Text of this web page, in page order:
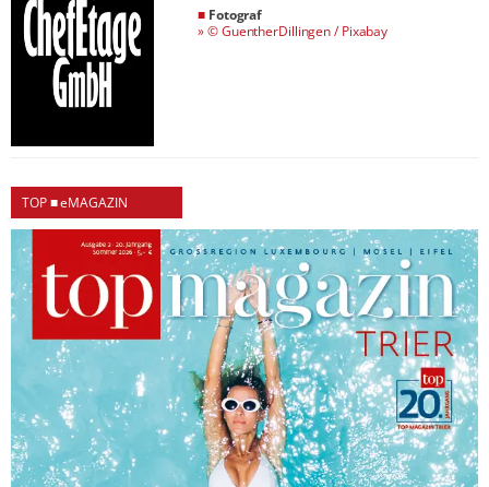
■ Fotograf
»© GuentherDillingen / Pixabay
TOP ■ eMAGAZIN